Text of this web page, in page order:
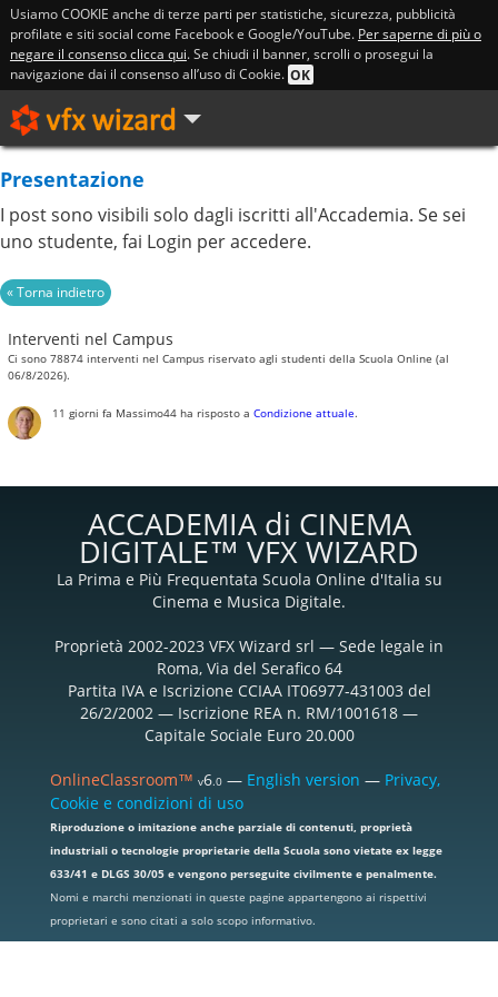
Usiamo COOKIE anche di terze parti per statistiche, sicurezza, pubblicità
profilate e siti social come Facebook e Google/YouTube. Per saperne di più o
negare il consenso clicca qui. Se chiudi il banner, scrolli o prosegui la
navigazione dai il consenso all’uso di Cookie. OK
Presentazione
I post sono visibili solo dagli iscritti all'Accademia. Se sei
uno studente, fai Login per accedere.
Interventi nel Campus
Ci sono 78874 interventi nel Campus riservato agli studenti della Scuola Online (al
06/8/2026).
11 giorni fa Massimo44ha risposto a Condizione attuale.
ACCADEMIA di CINEMA
DIGITALE™ VFX WIZARD
La Prima e Più Frequentata Scuola Online d'Italia su
Cinema e Musica Digitale.
Proprietà 2002-2023 VFX Wizard srl — Sede legale in
Roma, Via del Serafico 64
Partita IVA e Iscrizione CCIAA IT06977-431003 del
26/2/2002 — Iscrizione REA n. RM/1001618 —
Capitale Sociale Euro 20.000
OnlineClassroom™ v6.0— English version — Privacy,
Cookie e condizioni di uso
Riproduzione o imitazione anche parziale di contenuti, proprietà
industriali o tecnologie proprietarie della Scuola sono vietate ex legge
633/41 e DLGS 30/05 e vengono perseguite civilmente e penalmente.
Nomi e marchi menzionati in queste pagine appartengono ai rispettivi
proprietari e sono citati a solo scopo informativo.